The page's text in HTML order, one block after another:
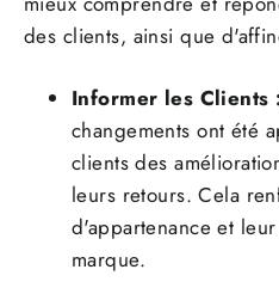
des clients, ainsi que
Informer les Clients
changements ont été
clients des
leurs retours. Cela
d'appartenance et
marque.